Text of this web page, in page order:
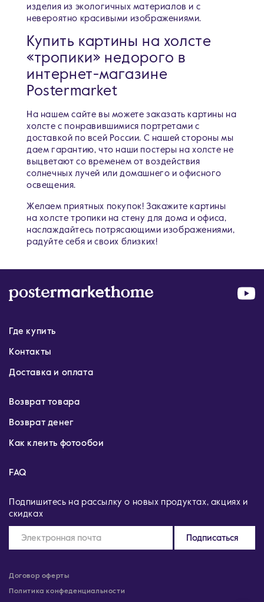
изделия из экологичных материалов и с
невероятно красивыми изображениями.
Купить картины на холсте
«тропики» недорого в
интернет-магазине
Postermarket
На нашем сайте вы можете заказать картины на
холсте с понравившимися портретами c
доставкой по всей России. С нашей стороны мы
даем гарантию, что наши постеры на холсте не
выцветают со временем от воздействия
солнечных лучей или домашнего и офисного
освещения.
Желаем приятных покупок! Закажите картины
на холсте тропики на стену для дома и офиса,
наслаждайтесь потрясающими изображениями,
радуйте себя и своих близких!
Где купить
Контакты
Доставка и оплата
Возврат товара
Возврат денег
Как клеить фотообои
FAQ
Подпишитесь на рассылку о новых продуктах, акциях и
скидках
Подписаться
Договор оферты
Политика конфеденциальности